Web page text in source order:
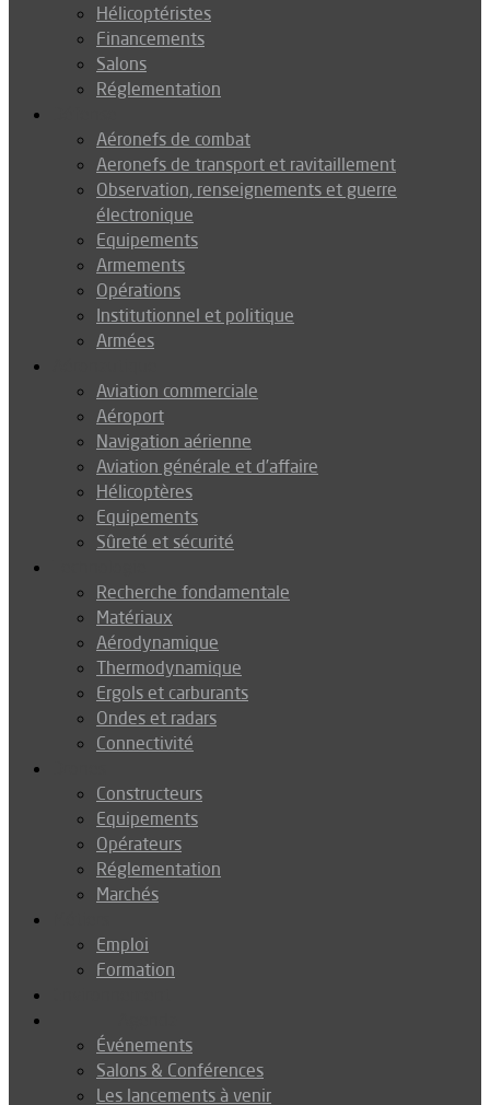
Hélicoptéristes
Financements
Salons
Réglementation
Aéronefs de combat
Aeronefs de transport et ravitaillement
Observation, renseignements et guerre
électronique
Equipements
Armements
Opérations
Institutionnel et politique
Armées
Aviation commerciale
Aéroport
Navigation aérienne
Aviation générale et d’affaire
Hélicoptères
Equipements
Sûreté et sécurité
Recherche fondamentale
Matériaux
Aérodynamique
Thermodynamique
Ergols et carburants
Ondes et radars
Connectivité
Constructeurs
Equipements
Opérateurs
Réglementation
Marchés
Emploi
Formation
Événements
Salons & Conférences
Les lancements à venir